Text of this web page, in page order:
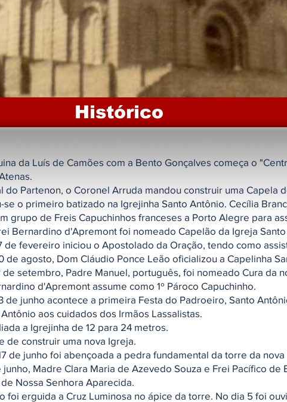
Histórico
da Luís de Camões com a Bento Gonçalves começa o
do Partenon, o Coronel Arruda mandou construir uma Capela
se o primeiro batizado na Igrejinha Santo Antônio. Cecília
grupo de Freis Capuchinhos franceses a Porto Alegre para
Bernardino d'Apremont foi nomeado Capelão da Igreja
de fevereiro iniciou o Apostolado da Oração, tendo como
de agosto, Dom Cláudio Ponce Leão oficializou a Capelinha
de setembro, Padre Manuel, português, foi nomeado Cura da
d'Apremont assume como 1º Pároco Capuchinho.
de junho acontece a primeira Festa do Padroeiro, Santo
aos cuidados dos Irmãos Lassalistas.
a Igrejinha de 12 para 24 metros.
de construir uma nova Igreja.
de junho foi abençoada a pedra fundamental da torre da
junho, Madre Clara Maria de Azevedo Souza e Frei Pacífico
Nossa Senhora Aparecida.
foi erguida a Cruz Luminosa no ápice da torre. No dia 5 foi